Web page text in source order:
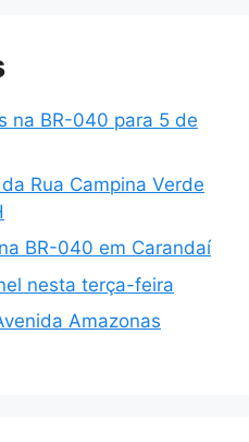
na BR-040 para 5 de
Rua Campina Verde
BR-040 em Carandaí
nesta terça-feira
Amazonas